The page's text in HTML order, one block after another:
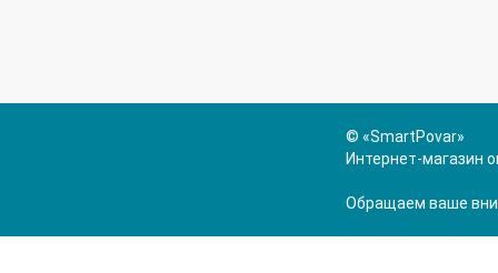
© «SmartPovar»
Интернет-магазин
Обращаем ваше